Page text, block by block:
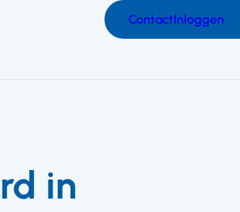
ContactInloggen
in